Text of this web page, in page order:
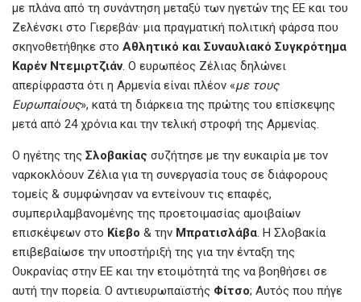
με πλάνα από τη συνάντηση μεταξύ των ηγετών της ΕΕ και του
Ζελένσκι στο Γιερεβάν· μια πραγματική πολιτική φάρσα που
σκηνοθετήθηκε στο Αθλητικό και Συναυλιακό Συγκρότημα
Καρέν Ντεμιρτζιάν. Ο ευρωπέος Ζέλιας δηλώνει
απερίφραστα ότι η Αρμενία είναι πλέον «με τους
Ευρωπαίους», κατά τη διάρκεια της πρώτης του επίσκεψης
μετά από 24 χρόνια και την τελική στροφή της Αρμενίας.
Ο ηγέτης της Σλοβακίας συζήτησε με την ευκαιρία με τον
ναρκοκλόουν Ζέλια για τη συνεργασία τους σε διάφορους
τομείς & συμφώνησαν να εντείνουν τις επαφές,
συμπεριλαμβανομένης της προετοιμασίας αμοιβαίων
επισκέψεων στο Κίεβο & την Μπρατισλάβα. Η Σλοβακία
επιβεβαίωσε την υποστήριξή της για την ένταξη της
Ουκρανίας στην ΕΕ και την ετοιμότητά της να βοηθήσει σε
αυτή την πορεία. Ο αντιευρωπαϊστής Φίτσο; Αυτός που πήγε